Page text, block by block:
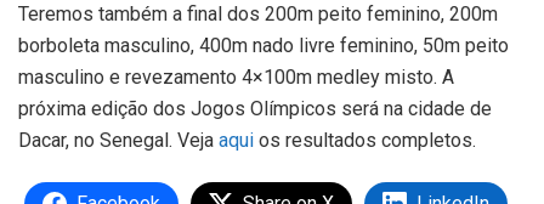
Teremos também a final dos 200m peito feminino, 200m
borboleta masculino, 400m nado livre feminino, 50m peito
masculino e revezamento 4×100m medley misto. A
próxima edição dos Jogos Olímpicos será na cidade de
Dacar, no Senegal. Veja aqui os resultados completos.